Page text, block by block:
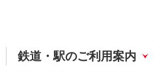
鉄道・駅のご利用案内